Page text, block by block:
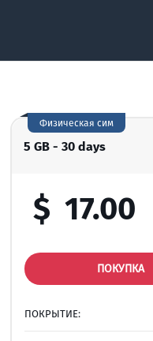
5 GB - 30 days
Физическая сим
$ 17.00
ПОКУПКА
ПОКРЫТИЕ: